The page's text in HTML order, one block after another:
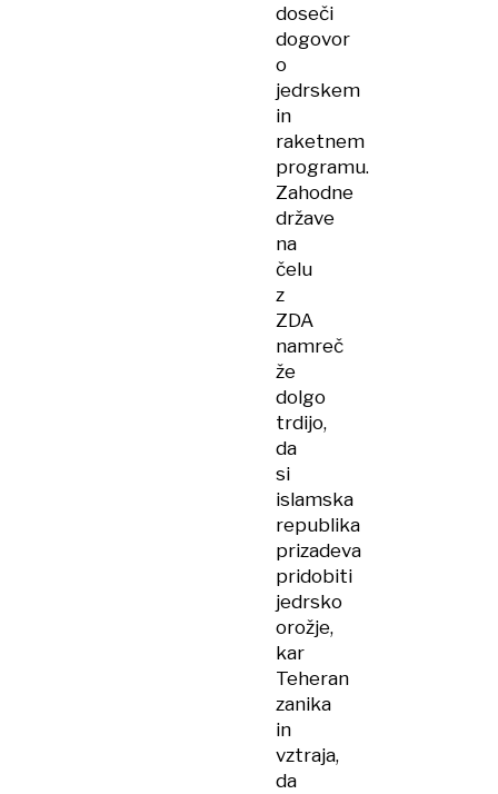
doseči
dogovor
o
jedrskem
in
raketnem
programu.
Zahodne
države
na
čelu
z
ZDA
namreč
že
dolgo
trdijo,
da
si
islamska
republika
prizadeva
pridobiti
jedrsko
orožje,
kar
Teheran
zanika
in
vztraja,
da